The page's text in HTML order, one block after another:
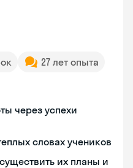
27 лет опыта
через успехи
словах учеников
их планы и